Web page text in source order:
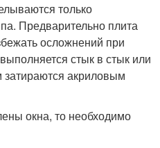
только
Предварительно плита
осложнений при
стык в стык или
акриловым
окна, то необходимо